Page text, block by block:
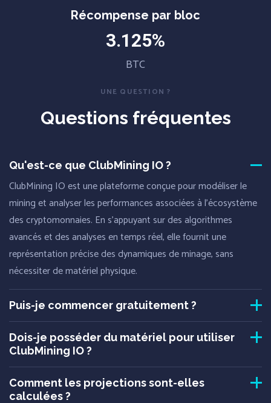
Récompense par bloc
3.125
BTC
UNE QUESTION ?
Questions fréquentes
Qu'est-ce que ClubMining IO ?
ClubMining IO est une plateforme conçue pour modéliser le
mining et analyser les performances associées à l'écosystème
des cryptomonnaies. En s'appuyant sur des algorithmes
avancés et des analyses en temps réel, elle fournit une
représentation précise des dynamiques de minage, sans
nécessiter de matériel physique.
Puis-je commencer gratuitement ?
Dois-je posséder du matériel pour utiliser
ClubMining IO ?
Comment les projections sont-elles
calculées ?